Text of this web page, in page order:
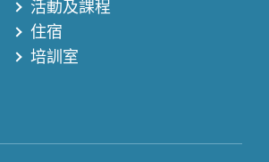
活動及課程
住宿
培訓室